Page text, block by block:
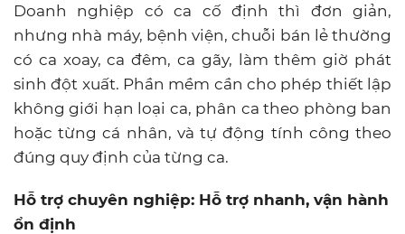
Doanh nghiệp có ca cố định thì đơn giản,
nhưng nhà máy, bệnh viện, chuỗi bán lẻ thường
có ca xoay, ca đêm, ca gãy, làm thêm giờ phát
sinh đột xuất. Phần mềm cần cho phép thiết lập
không giới hạn loại ca, phân ca theo phòng ban
hoặc từng cá nhân, và tự động tính công theo
đúng quy định của từng ca.
Hỗ trợ chuyên nghiệp: Hỗ trợ nhanh, vận hành
ổn định